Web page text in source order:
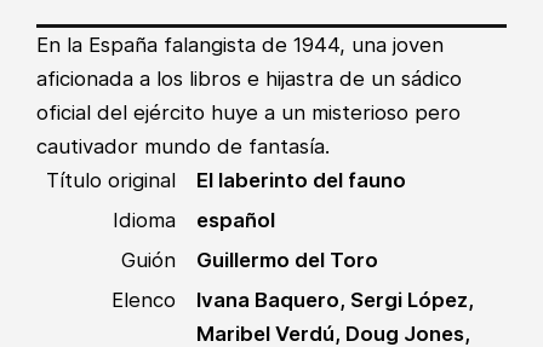
En la España falangista de 1944, una joven
aficionada a los libros e hijastra de un sádico
oficial del ejército huye a un misterioso pero
cautivador mundo de fantasía.
Título original
El laberinto del fauno
Idioma
español
Guión
Guillermo del Toro
Elenco
Ivana Baquero, Sergi López,
Maribel Verdú, Doug Jones,